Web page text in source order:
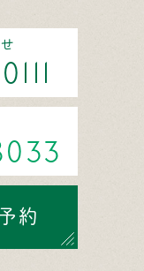
約